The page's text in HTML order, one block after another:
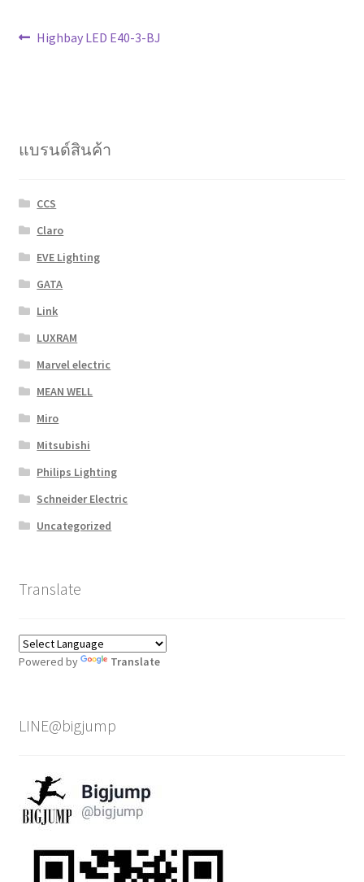
รับเหมาออกแบบติดตั้ง
แนะแนว
Previous
Highbay LED E40-3-BJ
แบรนด์สินค้า
CCS
Claro
EVE Lighting
GATA
Link
LUXRAM
Marvel electric
MEAN WELL
Miro
Mitsubishi
Philips Lighting
Schneider Electric
Uncategorized
Translate
Powered by Translate
LINE@bigjump